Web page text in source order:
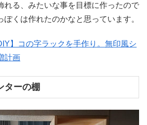
れる、みたいな事を目標に作ったので
ぽくは作れたのかなと思っています。
】コの字ラックを手作り。無印風シ
計画
ターの棚